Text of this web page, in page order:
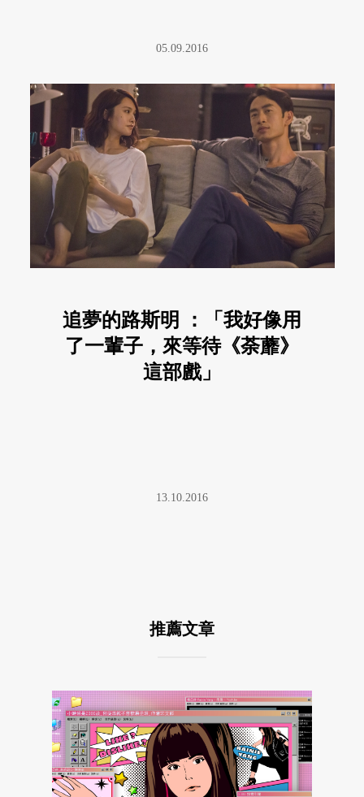
05.09.2016
追夢的路斯明 ：「我好像用
了一輩子，來等待《荼蘼》
這部戲」
13.10.2016
推薦文章